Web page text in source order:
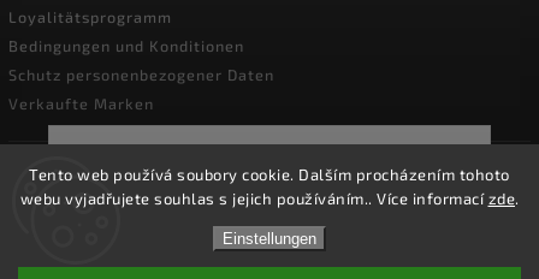
Tento web používá soubory cookie. Dalším procházením tohoto
webu vyjadřujete souhlas s jejich používáním.. Více informacízde.
Einstellungen
Unternehmen wegen **Betriebsurlaubs**
geschlossen. Unser Onlineshop bleibt weiterhin
geöffnet und Bestellungen können wie gewohnt
aufgegeben werden. Alle Bestellungen werden am
**Montag, den 17. August 2026**, bearbeitet. Vielen
Dank für Ihr Verständnis.☀️
Loyalitätsprogramm
Bedingungen und Konditionen
Schutz personenbezogener Daten
Verkaufte Marken
Copyright 2026 kapesni-noze.cz
Cookie-Einstellungen ändern